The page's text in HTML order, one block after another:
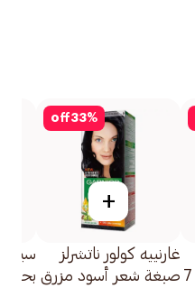
صبغة شعر أشقر رقم 7
33%
off
+
غارنييه كولور ناتشرلز
صبغة شعر أسود مزرق